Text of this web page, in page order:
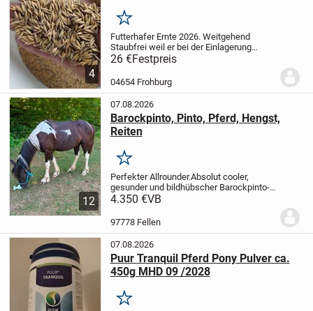
4
Merken
Futterhafer Ernte 2026. Weitgehend
Staubfrei weil er bei der Einlagerung
gereinigt wurde.
in 3 x 34 kg Säcke Größere Mengen im
Big Bag möglich, dann auch besserer...
26 €Festpreis
04654 Frohburg
12
07.08.2026
Barockpinto, Pinto, Pferd, Hengst,
Reiten
Merken
Perfekter Allrounder.Absolut cooler,
gesunder und bildhübscher Barockpinto-
jungster Jack, 4x hoch weiß, mit
hoher Aufrichtung und massiver Halsung.
4.350 €VB
97778 Fellen
07.08.2026
Puur Tranquil Pferd Pony Pulver ca.
450g MHD 09 /2028
Merken